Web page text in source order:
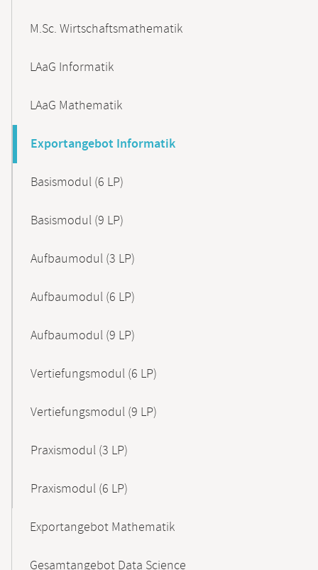
M.Sc. Wirtschaftsmathematik
LAaG Informatik
LAaG Mathematik
Exportangebot Informatik
Basismodul (6 LP)
Basismodul (9 LP)
Aufbaumodul (3 LP)
Aufbaumodul (6 LP)
Aufbaumodul (9 LP)
Vertiefungsmodul (6 LP)
Vertiefungsmodul (9 LP)
Praxismodul (3 LP)
Praxismodul (6 LP)
Exportangebot Mathematik
Gesamtangebot Data Science